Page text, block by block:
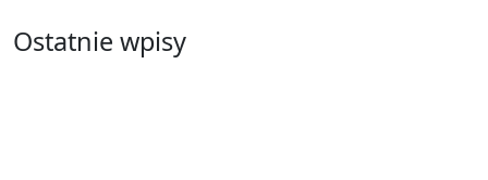
Ostatnie wpisy